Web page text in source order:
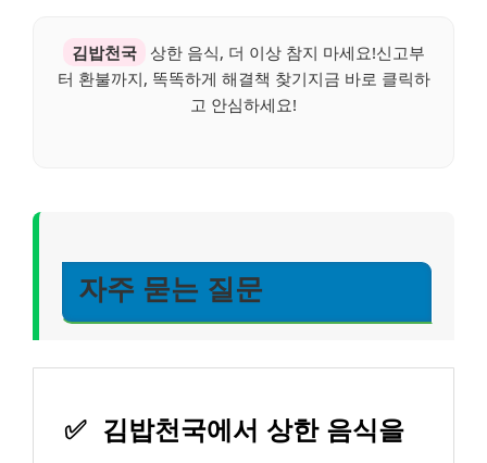
김밥천국
상한 음식, 더 이상 참지 마세요!신고부
터 환불까지, 똑똑하게 해결책 찾기지금 바로 클릭하
고 안심하세요!
자주 묻는 질문
✅ 김밥천국에서 상한 음식을